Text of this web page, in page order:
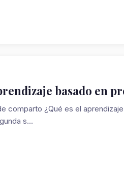
basado en
comparto ¿Qué es el
s...